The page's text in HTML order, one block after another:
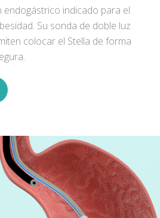
indicado para el
Su sonda de doble luz
colocar el Stella de forma